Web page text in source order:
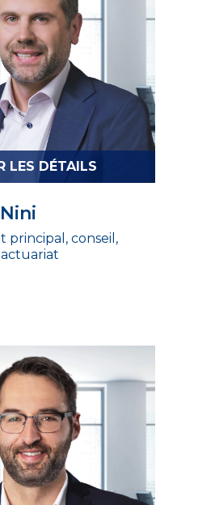
LES DÉTAILS
principal, conseil,